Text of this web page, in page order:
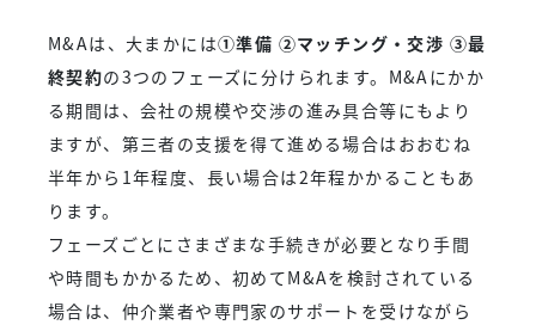
M&Aは、大まかには①準備 ②マッチング・交渉 ③最
終契約の3つのフェーズに分けられます。M&Aにかか
る期間は、会社の規模や交渉の進み具合等にもより
ますが、第三者の支援を得て進める場合はおおむね
半年から1年程度、長い場合は2年程かかることもあ
ります。
フェーズごとにさまざまな手続きが必要となり手間
や時間もかかるため、初めてM&Aを検討されている
場合は、仲介業者や専門家のサポートを受けながら